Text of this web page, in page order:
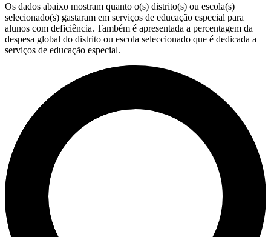
Os dados abaixo mostram quanto o(s) distrito(s) ou escola(s)
selecionado(s) gastaram em serviços de educação especial para
alunos com deficiência. Também é apresentada a percentagem da
despesa global do distrito ou escola seleccionado que é dedicada a
serviços de educação especial.